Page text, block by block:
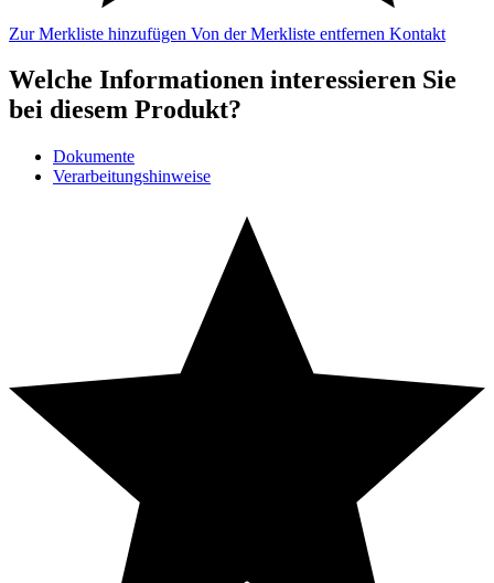
Zur Merkliste hinzufügen Von der Merkliste entfernen Kontakt
Welche Informationen interessieren Sie
bei diesem Produkt?
Dokumente
Verarbeitungshinweise